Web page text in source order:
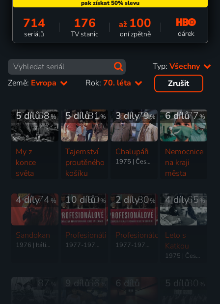
714
seriálů
176
TV stanic
až 100
dní zpětně dárek
Typ: Všechny
Země: Evropa Rok:70. léta Zrušit
68%
5 dílů
My z
konce
světa
81%
5 dílů
Tajemství
proutěného
košíku
79%
3 díly
Chalupáři
1975 | Československo | Komedie
77%
6 dílů
Nemocnice
na kraji
města
74 %
4 díly
Sandokan
1976 | Itálie, Francie, Německo, Velká Británie | Thriller, Dobrodružný, Drama
80%
10 dílů
Profesionáli
1977-1978 | Velká Británie | Akční, Komedie, Krimi
80%
2 díly
Profesionálové
1977-1978 | Velká Británie | Akční, Komedie, Krimi
65%
4 díly
Leto s
Katkou
1975 | Československo | Rodinný
87 66
9 dílů 6 dílů 80
5 dílů